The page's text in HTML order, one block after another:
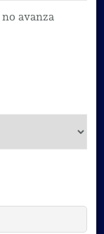
avanza